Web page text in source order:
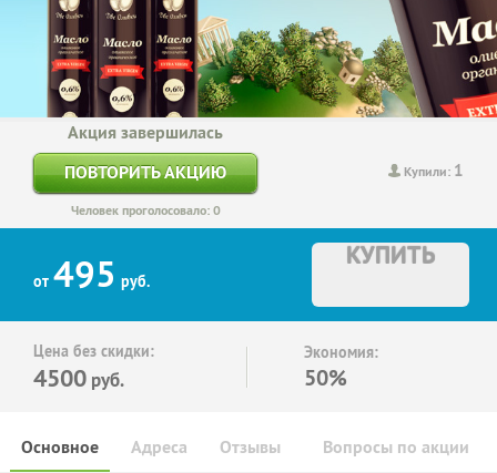
Купили: 1
Акция завершилась
ПОВТОРИТЬ АКЦИЮ
Человек проголосовало: 0
от 495 руб.
КУПИТЬ
Цена без скидки:
4500 руб.
Экономия:
50%
Основное Отзывы Вопросы по акции
Адреса